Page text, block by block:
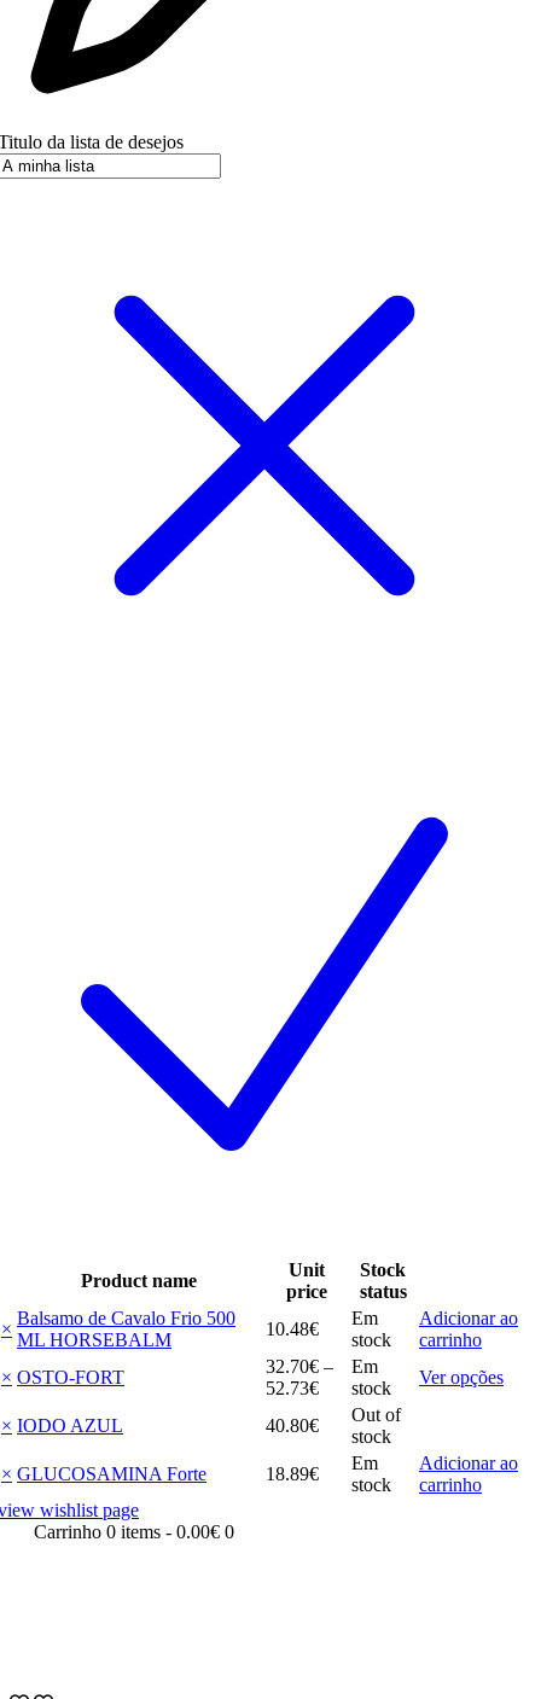
da lista de desejos
Product name
Unit
price
Stock
status
×
Balsamo de Cavalo Frio 500
ML HORSEBALM
10.48€
Em
stock
Adicionar ao
carrinho
× OSTO-FORT
32.70€ –
52.73€Price
range:
32
70€
through
52
73€
Em
stock
Ver opçõesThis
× IODO AZUL 40.80€
Out of
stock
× GLUCOSAMINA Forte 18.89€
Em
stock
Adicionar ao
carrinho
wishlist page
Carrinho 0 items - 0.00€ 0